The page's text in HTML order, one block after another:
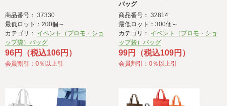
商品番号： 37330
最低ロット：200個～
カテゴリ： イベント（プロモ・ショ
ップ袋）バッグ
96円（税込106円）
会員割引：0％以上引
バッグ
商品番号： 32814
最低ロット：300個～
カテゴリ： イベント（プロモ・ショ
ップ袋）バッグ
99円（税込109円）
会員割引：0％以上引